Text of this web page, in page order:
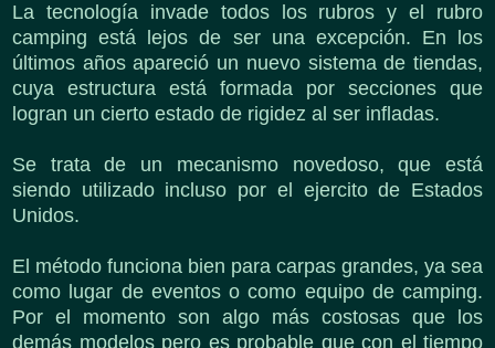
La tecnología invade todos los rubros y el rubro
camping está lejos de ser una excepción. En los
últimos años apareció un nuevo sistema de tiendas,
cuya estructura está formada por secciones que
logran un cierto estado de rigidez al ser infladas.
Se trata de un mecanismo novedoso, que está
siendo utilizado incluso por el ejercito de Estados
Unidos.
El método funciona bien para carpas grandes, ya sea
como lugar de eventos o como equipo de camping.
Por el momento son algo más costosas que los
demás modelos pero es probable que con el tiempo